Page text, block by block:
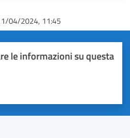
04/2024, 11:45
le informazioni su questa
stelle su 5
su 5
su 5